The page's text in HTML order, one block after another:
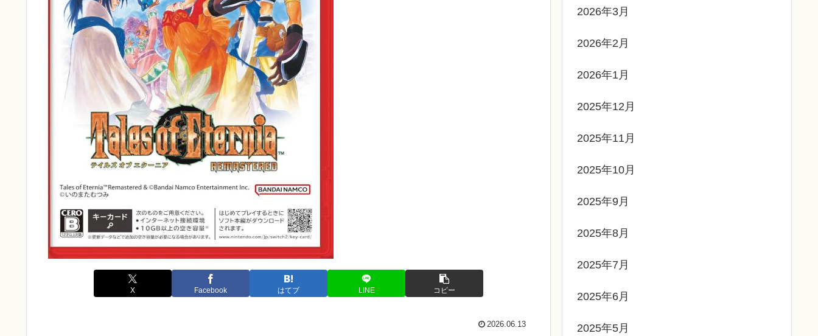
X Facebook はてブ LINE コピー
2026.06.13
2026年3月
2026年2月
2026年1月
2025年12月
2025年11月
2025年10月
2025年9月
2025年8月
2025年7月
2025年6月
2025年5月